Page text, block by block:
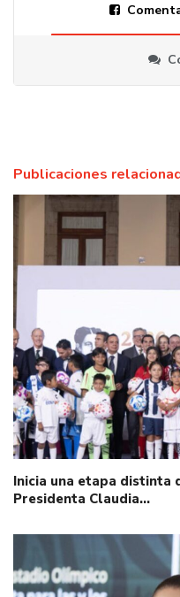
Publicaciones
Inicia una etapa distinta
Presidenta Claudia…